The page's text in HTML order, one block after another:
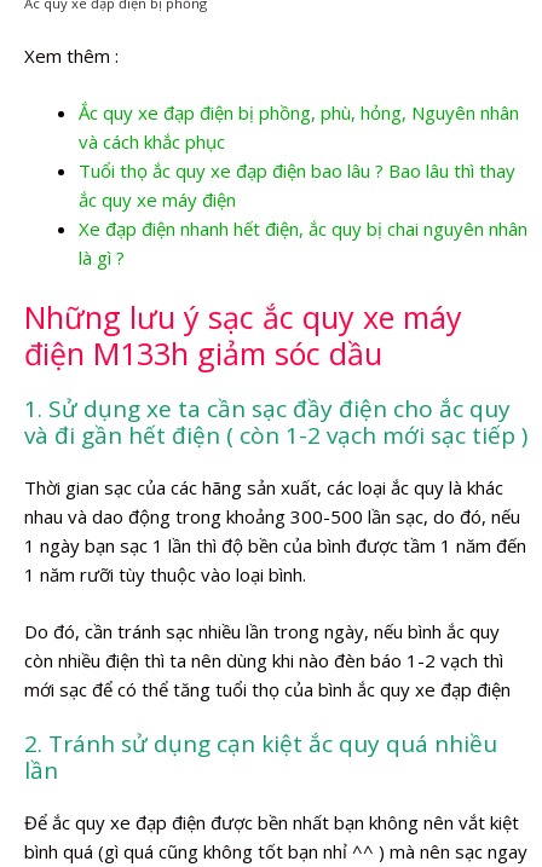
Xem thêm :
Ắc quy xe đạp điện bị phồng, phù, hỏng, Nguyên nhân
và cách khắc phục
Tuổi thọ ắc quy xe đạp điện bao lâu ? Bao lâu thì thay
ắc quy xe máy điện
Xe đạp điện nhanh hết điện, ắc quy bị chai nguyên nhân
là gì ?
Những lưu ý sạc ắc quy xe máy
điện M133h giảm sóc dầu
1. Sử dụng xe ta cần sạc đầy điện cho ắc quy
và đi gần hết điện ( còn 1-2 vạch mới sạc tiếp )
Thời gian sạc của các hãng sản xuất, các loại ắc quy là khác
nhau và dao động trong khoảng 300-500 lần sạc, do đó, nếu
1 ngày bạn sạc 1 lần thì độ bền của bình được tầm 1 năm đến
1 năm rưỡi tùy thuộc vào loại bình.
Do đó, cần tránh sạc nhiều lần trong ngày, nếu bình ắc quy
còn nhiều điện thì ta nên dùng khi nào đèn báo 1-2 vạch thì
mới sạc để có thể tăng tuổi thọ của bình ắc quy xe đạp điện
2. Tránh sử dụng cạn kiệt ắc quy quá nhiều
lần
Để ắc quy xe đạp điện được bền nhất bạn không nên vắt kiệt
bình quá (gì quá cũng không tốt bạn nhỉ ^^ ) mà nên sạc ngay